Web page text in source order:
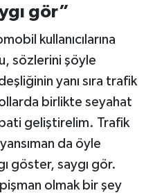
gör”
kullanıcılarına
sözlerini şöyle
yanı sıra trafik
birlikte seyahat
geliştirelim. Trafik
da öyle
göster, saygı gör.
olmak bir şey